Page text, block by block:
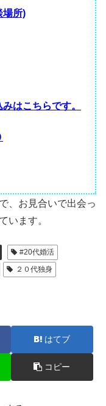
場所)
はこちらです。
、お見合いで出会っ
います。
#20代婚活
２０代独身
はてブ
コピー